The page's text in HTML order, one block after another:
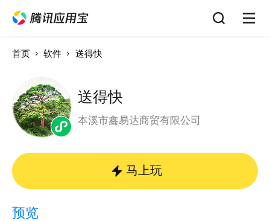
首页 软件 送得快
送得快
本溪市鑫易达商贸有限公司
马上玩
预览